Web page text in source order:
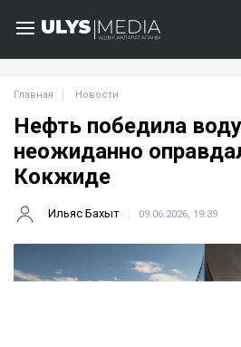
Главная Новости
Нефть победила
неожиданно
Кокжиде
Ильяс Бахыт 09.06.2026, 19:39